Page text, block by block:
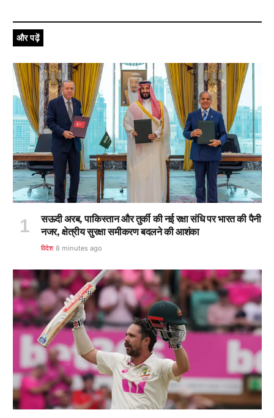
और पढ़ें
सऊदी अरब, पाकिस्तान और तुर्की की नई रक्षा संधि पर भारत की पैनी
नजर, क्षेत्रीय सुरक्षा समीकरण बदलने की आशंका
विदेश 8 minutes ago